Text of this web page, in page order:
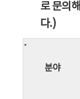
로 문의
다.)
분야